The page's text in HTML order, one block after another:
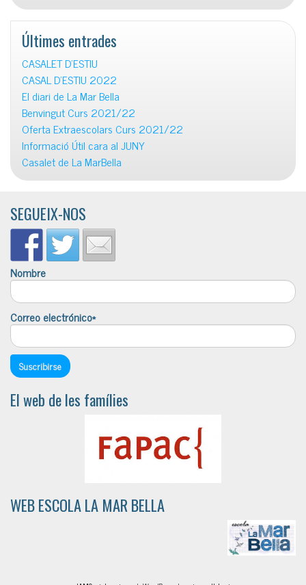
Últimes entrades
CASALET D’ESTIU
CASAL D’ESTIU 2022
El diari de La Mar Bella
Benvingut Curs 2021/22
Oferta Extraescolars Curs 2021/22
Informació Útil cara al JUNY
Casalet de La MarBella
SEGUEIX-NOS
Nombre
Correo electrónico*
El web de les famílies
WEB ESCOLA LA MAR BELLA